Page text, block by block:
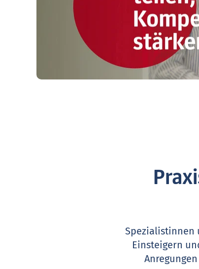
Spezialistinnen
Einsteigern